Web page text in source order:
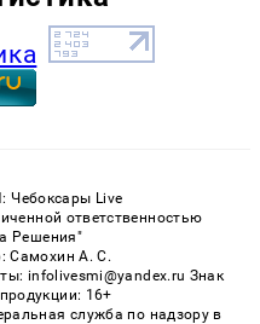
Чебоксары Live
ответственностью
Решения"
Самохин А. С.
infolivesmi@yandex.ru Знак
16+
служба по надзору в